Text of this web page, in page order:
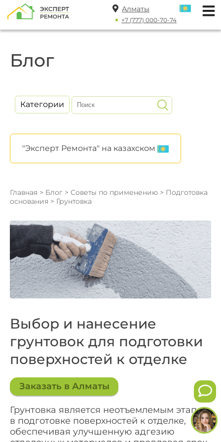
Алматы
+7 (777) 000-70-74
Блог
Категории
"Эксперт Ремонта" на казахском
Главная > Блог > Советы по применению > Подготовка
основания > Грунтовка
Выбор и нанесение
грунтовок для подготовки
поверхностей к отделке
Заказать в Алматы
Грунтовка является неотъемлемым этапом
в подготовке поверхностей к отделке,
обеспечивая улучшенную адгезию